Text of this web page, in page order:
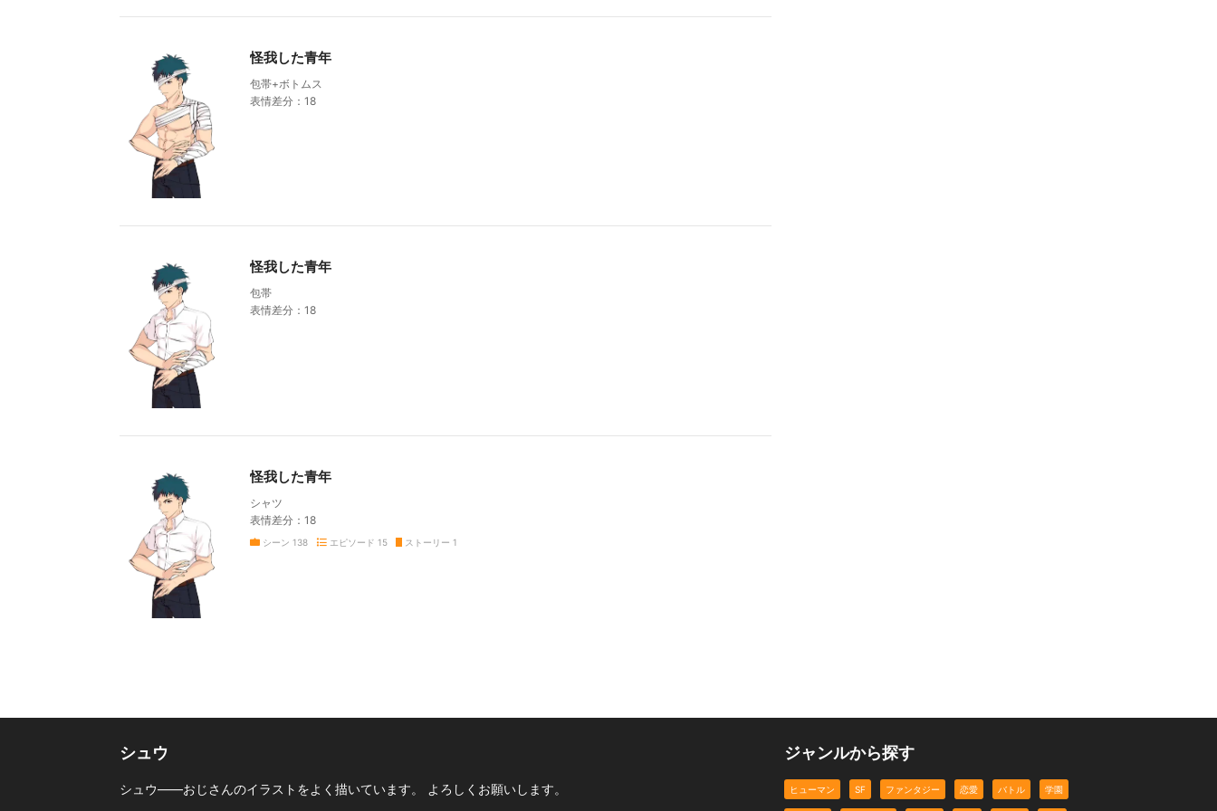
怪我した青年
包帯+ボトムス
表情差分：18
怪我した青年
包帯
表情差分：18
怪我した青年
シャツ
表情差分：18
シーン 138 エピソード 15 ストーリー 1
シュウ
シュウ――おじさんのイラストをよく描いています。 よろしくお願いします。
ジャンルから探す
ヒューマン SF ファンタジー 恋愛 バトル 学園